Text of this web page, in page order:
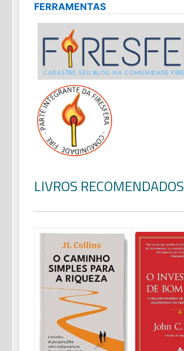
FERRAMENTAS
LIVROS RECOMENDADOS